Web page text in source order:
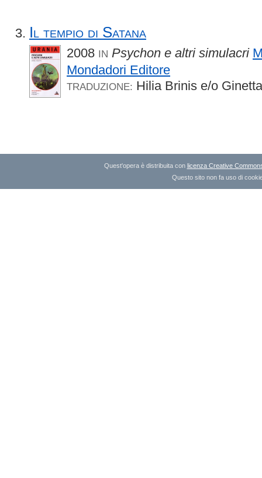
Il tempio di Satana
2008 IN Psychon e altri simulacri
Mondadori Editore
TRADUZIONE: Hilia Brinis e/o
Quest'opera è distribuita con licenza Creative
Questo sito non fa uso di